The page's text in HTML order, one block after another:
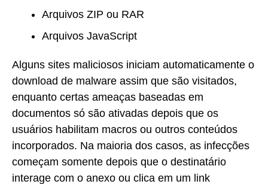
Arquivos ZIP ou RAR
Arquivos JavaScript
Alguns sites maliciosos iniciam automaticamente o
download de malware assim que são visitados,
enquanto certas ameaças baseadas em
documentos só são ativadas depois que os
usuários habilitam macros ou outros conteúdos
incorporados. Na maioria dos casos, as infecções
começam somente depois que o destinatário
interage com o anexo ou clica em um link